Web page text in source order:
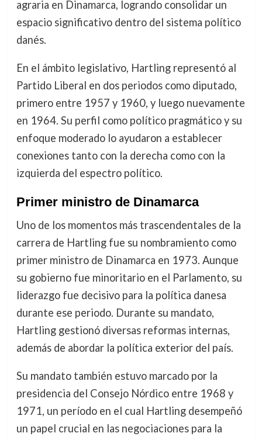
agraria en Dinamarca, logrando consolidar un
espacio significativo dentro del sistema político
danés.
En el ámbito legislativo, Hartling representó al
Partido Liberal en dos periodos como diputado,
primero entre 1957 y 1960, y luego nuevamente
en 1964. Su perfil como político pragmático y su
enfoque moderado lo ayudaron a establecer
conexiones tanto con la derecha como con la
izquierda del espectro político.
Primer ministro de Dinamarca
Uno de los momentos más trascendentales de la
carrera de Hartling fue su nombramiento como
primer ministro de Dinamarca en 1973. Aunque
su gobierno fue minoritario en el Parlamento, su
liderazgo fue decisivo para la política danesa
durante ese periodo. Durante su mandato,
Hartling gestionó diversas reformas internas,
además de abordar la política exterior del país.
Su mandato también estuvo marcado por la
presidencia del Consejo Nórdico entre 1968 y
1971, un período en el cual Hartling desempeñó
un papel crucial en las negociaciones para la